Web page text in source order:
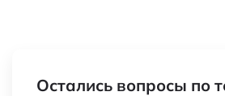
Остались вопросы по